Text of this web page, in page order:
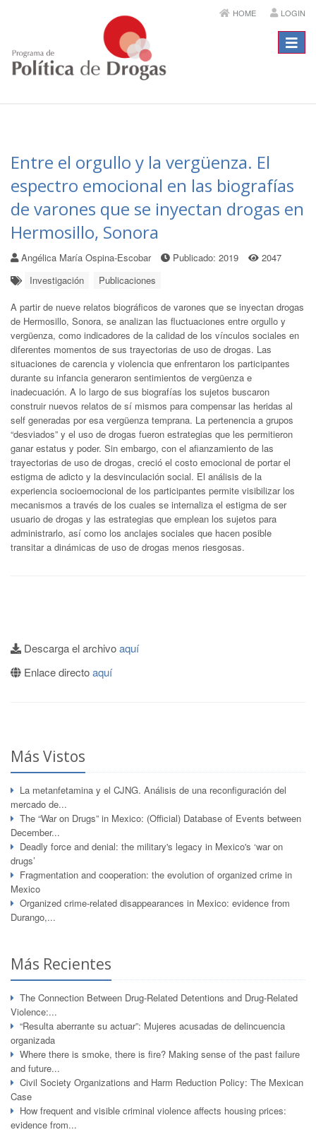
HOME LOGIN
Menú
Entre el orgullo y la vergüenza. El
espectro emocional en las biografías
de varones que se inyectan drogas en
Hermosillo, Sonora
Angélica María Ospina-Escobar Publicado: 2019
2047
Investigación
Publicaciones
A partir de nueve relatos biográficos de varones que se inyectan drogas
de Hermosillo, Sonora, se analizan las fluctuaciones entre orgullo y
vergüenza, como indicadores de la calidad de los vínculos sociales en
diferentes momentos de sus trayectorias de uso de drogas. Las
situaciones de carencia y violencia que enfrentaron los participantes
durante su infancia generaron sentimientos de vergüenza e
inadecuación. A lo largo de sus biografías los sujetos buscaron
construir nuevos relatos de sí mismos para compensar las heridas al
self generadas por esa vergüenza temprana. La pertenencia a grupos
“desviados” y el uso de drogas fueron estrategias que les permitieron
ganar estatus y poder. Sin embargo, con el afianzamiento de las
trayectorias de uso de drogas, creció el costo emocional de portar el
estigma de adicto y la desvinculación social. El análisis de la
experiencia socioemocional de los participantes permite visibilizar los
mecanismos a través de los cuales se internaliza el estigma de ser
usuario de drogas y las estrategias que emplean los sujetos para
administrarlo, así como los anclajes sociales que hacen posible
transitar a dinámicas de uso de drogas menos riesgosas.
Descarga el archivoaquí
Enlace directoaquí
Más Vistos
La metanfetamina y el CJNG. Análisis de una reconfiguración del
mercado de...
The “War on Drugs” in Mexico: (Official) Database of Events between
December...
Deadly force and denial: the military's legacy in Mexico's ‘war on
drugs’
Fragmentation and cooperation: the evolution of organized crime in
Mexico
Organized crime-related disappearances in Mexico: evidence from
Durango,...
Más Recientes
The Connection Between Drug-Related Detentions and Drug-Related
Violence:...
“Resulta aberrante su actuar”: Mujeres acusadas de delincuencia
organizada
Where there is smoke, there is fire? Making sense of the past failure
and future...
Civil Society Organizations and Harm Reduction Policy: The Mexican
Case
How frequent and visible criminal violence affects housing prices:
evidence from...